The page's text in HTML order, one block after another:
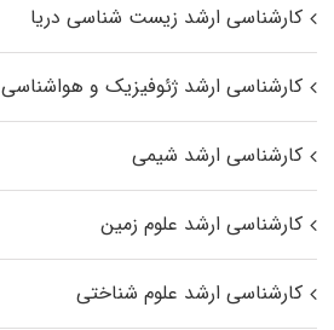
کارشناسی ارشد زیست‌ شناسی دریا
کارشناسی ارشد ژئوفیزیک و هواشناسی
کارشناسی ارشد شیمی
کارشناسی ارشد علوم زمین
کارشناسی ارشد علوم شناختی